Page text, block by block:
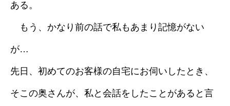
ある。
もう、かなり前の話で私もあまり記憶がない
が…
先日、初めてのお客様の自宅にお伺いしたとき、
そこの奥さんが、私と会話をしたことがあると言